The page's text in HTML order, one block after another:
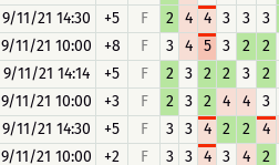
9/11/21 14:30
+5 F 2 4 4 3 3
3
9/11/21 10:00 +8 F 3 4 5 3 2
2
9/11/21 14:14
+5 F 2 3 2 2 3
2
9/11/21 10:00 +3 F 2 3 2 4 4
3
9/11/21 14:30
+5 F 3 3 4 2 2
4
9/11/21 10:00 +2 F 3 3 4 3 4 2